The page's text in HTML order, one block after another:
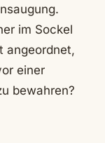
im Sockel
angeordnet,
einer
bewahren?